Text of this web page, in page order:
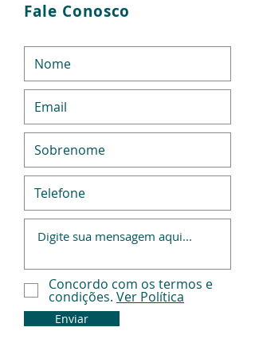
Fale Conosco
Concordo com os termos e
condições. Ver Política
Enviar